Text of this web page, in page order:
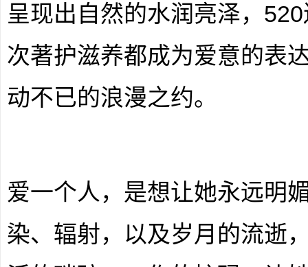
呈现出自然的水润亮泽，
次著护滋养都成为爱意的表
动不已的浪漫之约。
爱一个人，是想让她永远明
染、辐射，以及岁月的流逝